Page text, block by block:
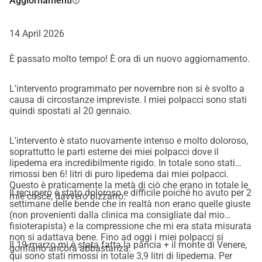
Il lipoedema ha conseguenze non solo fisiche, ma anche
emotive. Il dolore, il disagio e la frustrazione della vita
liposuzione è l'unico modo per me di ottenere un vero
sollievo e riavere la mia vita. La tua donazione mi offre la
possibilità di un futuro senza dolore costante e limitazioni.
enorme valore per me.
Come puoi aiutare?
Dona un importo: ogni donazione, grande o piccola, è utile.
Ciò che puoi permetterti fa una grande differenza per me.
Condividi questa campagna: racconta ai tuoi amici,
familiari e colleghi. Più persone conoscono la mia
situazione, maggiori sono le possibilità di successo.
Supporta in altri modi: se hai esperienza con il lipoedema o
la liposuzione, condividi la tua storia o offri consigli. Il tuo
14 April 2026
È passato molto tempo! È ora di un nuovo aggiornamento.
L'intervento programmato per novembre non si è svolto a
causa di circostanze impreviste. I miei polpacci sono stati
quindi spostati al 20 gennaio.
L'intervento è stato nuovamente intenso e molto doloroso,
soprattutto le parti esterne dei miei polpacci dove il
lipedema era incredibilmente rigido. In totale sono stati
rimossi ben 6! litri di puro lipedema dai miei polpacci.
Questo è praticamente la metà di ciò che erano in totale le
mie cosce, davvero bizzarro.
Il recupero è stato doloroso e difficile poiché ho avuto per 2
settimane delle bende che in realtà non erano quelle giuste
(non provenienti dalla clinica ma consigliate dal mio
fisioterapista) e la compressione che mi era stata misurata
non si adattava bene. Fino ad oggi i miei polpacci si
gonfiano ancora abbastanza.
Il 19 marzo mi è stata fatta la pancia + il monte di Venere,
qui sono stati rimossi in totale 3,9 litri di lipedema. Per